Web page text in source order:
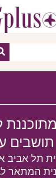
תל
המתאר